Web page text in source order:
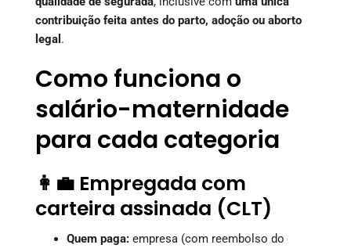
contribuição feita antes do parto, adoção ou aborto
legal .
Como funciona o
salário-maternidade
para cada categoria
👩‍💼 Empregada com
carteira assinada (CLT)
Quem paga: empresa (com reembolso do